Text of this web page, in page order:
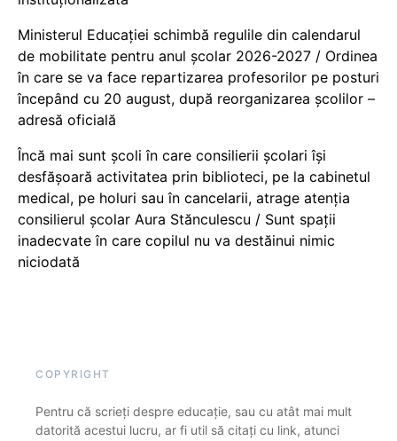
Ministerul Educației schimbă regulile din calendarul
de mobilitate pentru anul școlar 2026-2027 / Ordinea
în care se va face repartizarea profesorilor pe posturi
începând cu 20 august, după reorganizarea școlilor –
adresă oficială
Încă mai sunt școli în care consilierii școlari își
desfășoară activitatea prin biblioteci, pe la cabinetul
medical, pe holuri sau în cancelarii, atrage atenția
consilierul școlar Aura Stănculescu / Sunt spații
inadecvate în care copilul nu va destăinui nimic
niciodată
COPYRIGHT
Pentru că scrieți despre educație, sau cu atât mai mult
datorită acestui lucru, ar fi util să citați cu link, atunci